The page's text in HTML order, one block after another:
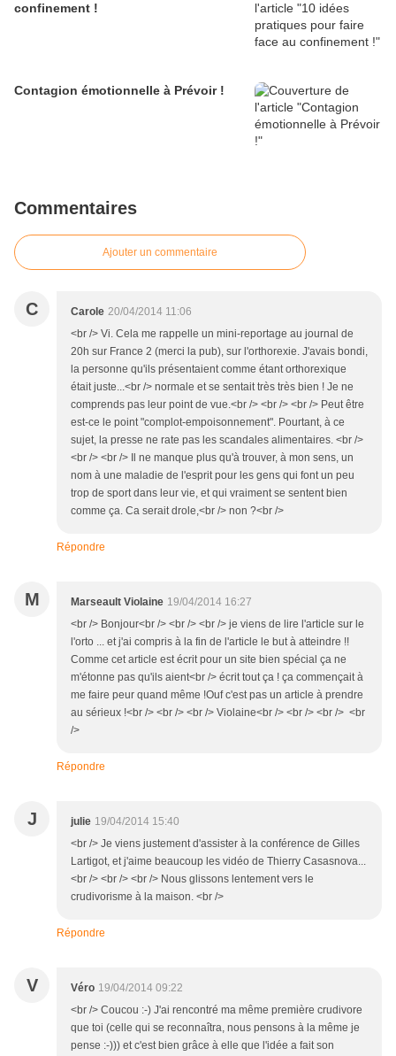
confinement !
Contagion émotionnelle à Prévoir !
Commentaires
Ajouter un commentaire
C Carole 20/04/2014 11:06
<br /> Vi. Cela me rappelle un mini-reportage au journal de
20h sur France 2 (merci la pub), sur l'orthorexie. J'avais bondi,
la personne qu'ils présentaient comme étant orthorexique
était juste...<br /> normale et se sentait très très bien ! Je ne
comprends pas leur point de vue.<br /> <br /> <br /> Peut être
est-ce le point "complot-empoisonnement". Pourtant, à ce
sujet, la presse ne rate pas les scandales alimentaires. <br />
<br /> <br /> Il ne manque plus qu'à trouver, à mon sens, un
nom à une maladie de l'esprit pour les gens qui font un peu
trop de sport dans leur vie, et qui vraiment se sentent bien
comme ça. Ca serait drole,<br /> non ?<br />
Répondre
M Marseault Violaine 19/04/2014 16:27
<br /> Bonjour<br /> <br /> <br /> je viens de lire l'article sur le
l'orto ... et j'ai compris à la fin de l'article le but à atteindre !!
Comme cet article est écrit pour un site bien spécial ça ne
m'étonne pas qu'ils aient<br /> écrit tout ça ! ça commençait à
me faire peur quand même !Ouf c'est pas un article à prendre
au sérieux !<br /> <br /> <br /> Violaine<br /> <br /> <br /> <br
/>
Répondre
J julie 19/04/2014 15:40
<br /> Je viens justement d'assister à la conférence de Gilles
Lartigot, et j'aime beaucoup les vidéo de Thierry Casasnova...
<br /> <br /> <br /> Nous glissons lentement vers le
crudivorisme à la maison. <br />
Répondre
V Véro 19/04/2014 09:22
<br /> Coucou :-) J'ai rencontré ma même première crudivore
que toi (celle qui se reconnaîtra, nous pensons à la même je
pense :-))) et c'est bien grâce à elle que l'idée a fait son